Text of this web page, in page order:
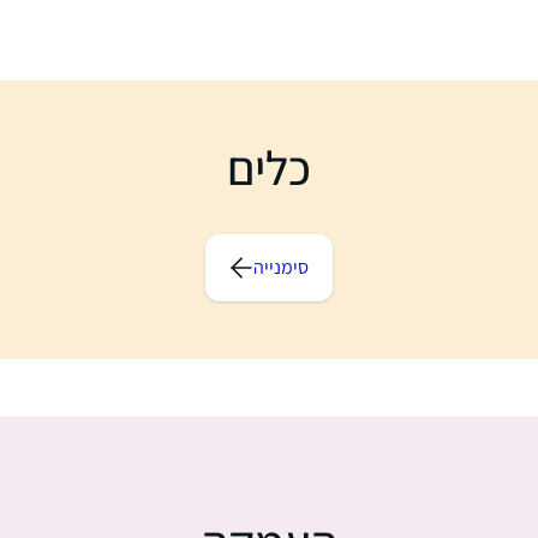
כלים
סימנייה